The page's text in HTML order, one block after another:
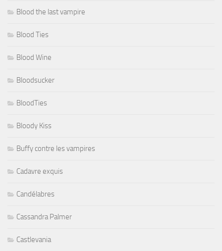
Blood the last vampire
Blood Ties
Blood Wine
Bloodsucker
BloodTies
Bloody Kiss
Buffy contre les vampires
Cadavre exquis
Candélabres
Cassandra Palmer
Castlevania